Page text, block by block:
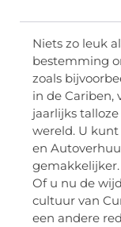
Niets zo leuk
bestemming
zoals
in de Cariben,
jaarlijks
wereld. U
en
gemakkelijker.
Of u nu de
cultuur van
een andere